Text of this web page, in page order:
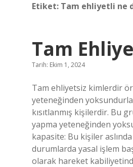
Etiket: Tam ehliyetli ne
Tam
Tarih: Ekim 1, 2024
Tam ehliyetsiz kimlerdir
yeteneğinden
kısıtlanmış kişilerdir. Bu
yapma yeteneğinden
kapasite: Bu kişiler
durumlarda yasal işlem
olarak hareket